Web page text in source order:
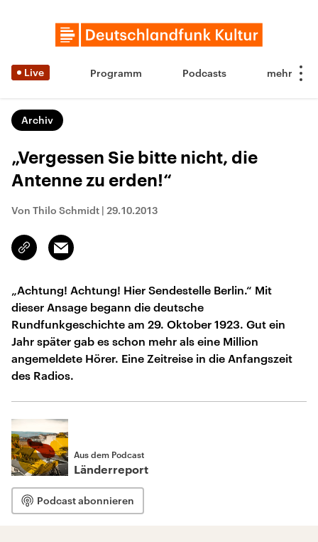
Live Programm Podcasts
Archiv
„Vergessen Sie bitte nicht, die
Antenne zu erden!“
Von Thilo Schmidt | 29.10.2013
Link
kopieren/teilen
Email
„Achtung! Achtung! Hier Sendestelle Berlin.“ Mit
dieser Ansage begann die deutsche
Rundfunkgeschichte am 29. Oktober 1923. Gut ein
Jahr später gab es schon mehr als eine Million
angemeldete Hörer. Eine Zeitreise in die Anfangszeit
des Radios.
Aus dem Podcast
Länderreport
Podcast abonnieren